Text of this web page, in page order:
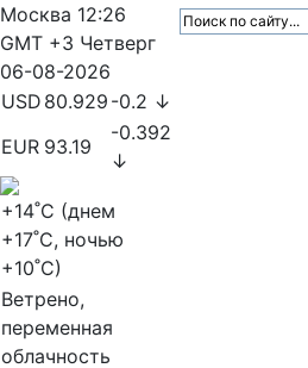
Москва 12:26
GMT +3 Четверг
06-08-2026
USD 80.929 -0.2 ↓
EUR 93.19
-0.392
↓
+14˚C (днем
+17˚C, ночью
+10˚C)
Ветрено,
переменная
облачность